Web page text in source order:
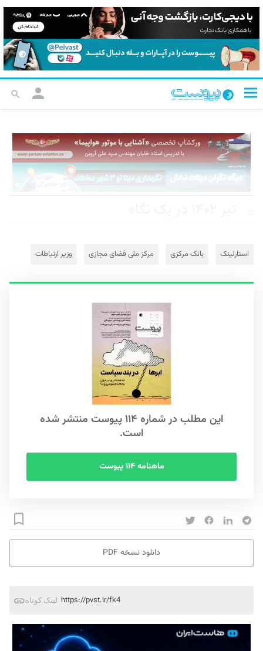
استارلینک بانک مرکزی مرکز ملی فضای مجازی وزیر ارتباطات
این مطلب در شماره ۱۱۴ پیوست منتشر شده
است.
ماهنامه ۱۱۴ پیوست
دانلود نسخه PDF
لینک کوتاه https://pvst.ir/fk4